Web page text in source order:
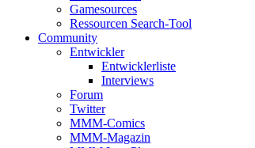
Gamesources
Ressourcen Search-Tool
Community
Entwickler
Entwicklerliste
Interviews
Forum
Twitter
MMM-Comics
MMM-Magazin